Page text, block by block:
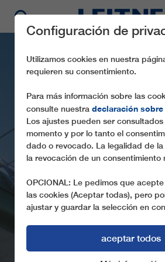
CD6 LES
Configuración de
Utilizamos cookies en nuestra
requieren su consentimiento.
Para más información sobre las
consulte nuestra declaración
Los ajustes pueden ser
momento y por lo tanto el
dado o revocado. La legalidad de
la revocación de un consentimiento
OPCIONAL: Le pedimos que
las cookies (Aceptar todas), pero
ajustar y guardar la selección en
aceptar todos